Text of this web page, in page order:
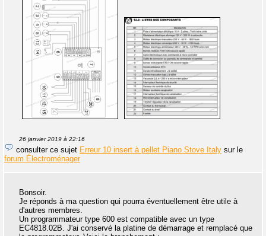
26 janvier 2019 à 22:16
consulter ce sujet Erreur 10 insert à pellet Piano Stove Italy sur le
forum Électroménager
Bonsoir.
Je réponds à ma question qui pourra éventuellement être utile à
d'autres membres.
Un programmateur type 600 est compatible avec un type
EC4818.02B. J'ai conservé la platine de démarrage et remplacé que